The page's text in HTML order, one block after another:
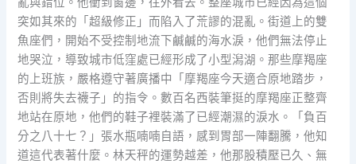
突如其來的「超級修正」而陷入了荒謬的混亂。街道上的雙
魚座們，開始不受控制地流下鹹鹹的海水淚，他們無法停止
地哭泣，導致城市低窪處已經形成了小型潟湖。那些摩羯座
的上班族，嚴格遵守著廣播中「摩羯座今天適合原地踏步，
否則將失去襪子」的指令。數百名西裝筆挺的摩羯座正整齊
地站在原地，他們的鞋子裡裝滿了已經潮濕的淚水。「負百
分之八十七？」張水瓶喃喃自語，感到胃部一陣翻騰，他知
道這代表著什麼。林天秤的運勢越差，他那股積壓已久、無